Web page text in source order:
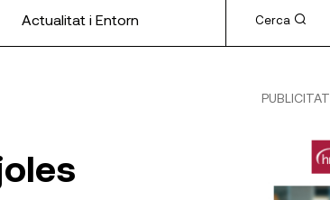
Actualitat i Entorn Cerca
PUBLICITAT